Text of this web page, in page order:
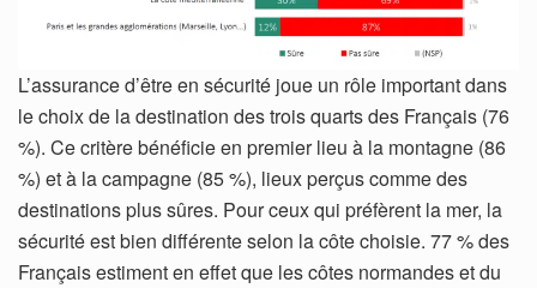
L’assurance d’être en sécurité joue un rôle important dans
le choix de la destination des trois quarts des Français (76
%). Ce critère bénéficie en premier lieu à la montagne (86
%) et à la campagne (85 %), lieux perçus comme des
destinations plus sûres. Pour ceux qui préfèrent la mer, la
sécurité est bien différente selon la côte choisie. 77 % des
Français estiment en effet que les côtes normandes et du